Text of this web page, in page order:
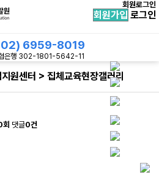
회원로그인
회원가입 로그인
02) 6959-8019
협은행 302-1801-5642-11
원센터 > 집체교육현장갤러리
댓글0건